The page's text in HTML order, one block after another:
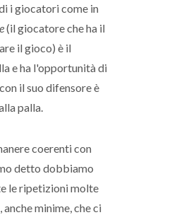
i giocatori come in
(il giocatore che ha il
il gioco) è il
e ha l'opportunità di
il suo difensore è
palla.
coerenti con
detto dobbiamo
le ripetizioni molte
minime, che ci